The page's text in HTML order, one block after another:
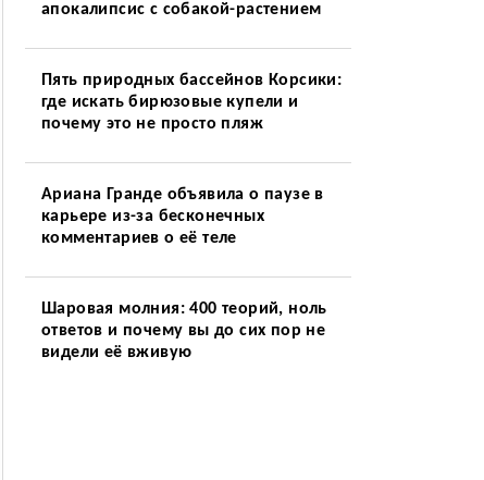
апокалипсис с собакой-растением
Пять природных бассейнов Корсики:
где искать бирюзовые купели и
почему это не просто пляж
Ариана Гранде объявила о паузе в
карьере из-за бесконечных
комментариев о её теле
Шаровая молния: 400 теорий, ноль
ответов и почему вы до сих пор не
видели её вживую